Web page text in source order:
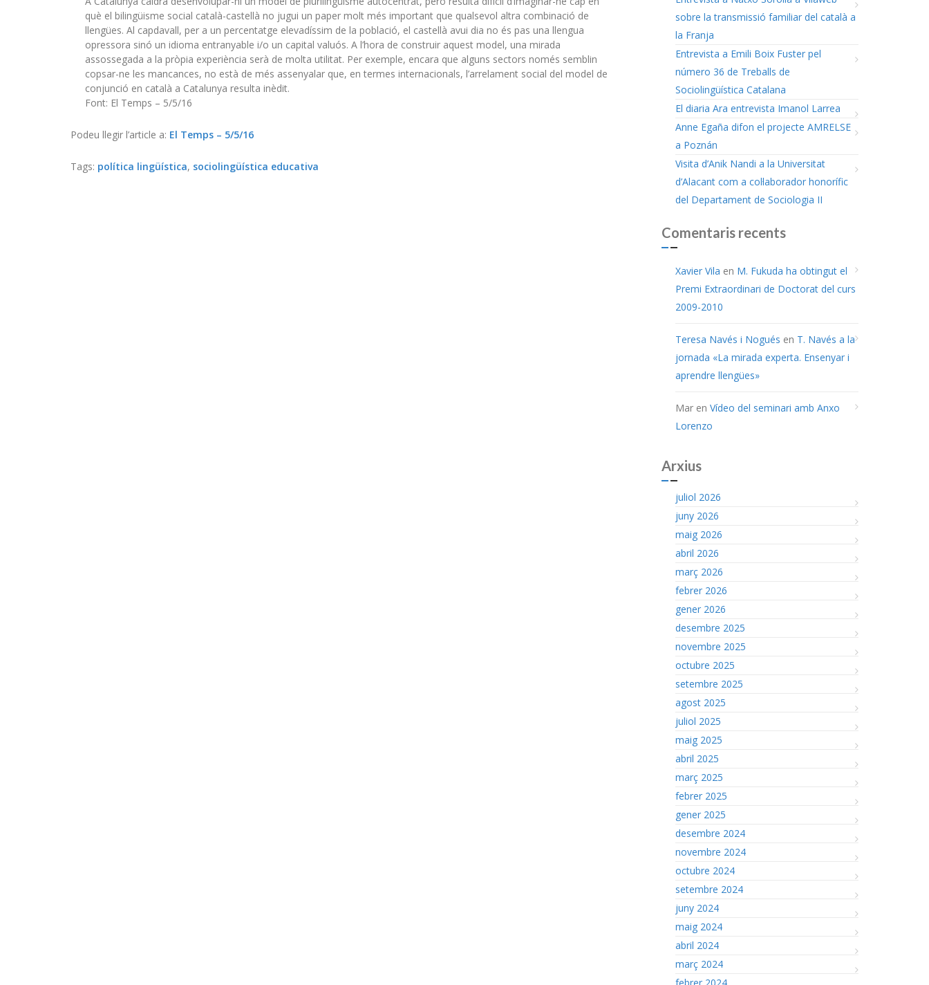
què el bilingüisme social català-castellà no jugui un paper molt més important que qualsevol altra combinació de
llengües. Al capdavall, per a un percentatge elevadíssim de la població, el castellà avui dia no és pas una llengua
opressora sinó un idioma entranyable i/o un capital valuós. A l’hora de construir aquest model, una mirada
assossegada a la pròpia experiència serà de molta utilitat. Per exemple, encara que alguns sectors només semblin
copsar-ne les mancances, no està de més assenyalar que, en termes internacionals, l’arrelament social del model de
conjunció en català a Catalunya resulta inèdit.
Font: El Temps – 5/5/16
Podeu llegir l’article a: El Temps – 5/5/16
Tags: política lingüística, sociolingüística educativa
sobre la transmissió familiar del català a
la Franja
Entrevista a Emili Boix Fuster pel
número 36 de Treballs de
Sociolingüística Catalana
El diaria Ara entrevista Imanol Larrea
Anne Egaña difon el projecte AMRELSE
a Poznán
Visita d’Anik Nandi a la Universitat
d’Alacant com a col·laborador honorífic
del Departament de Sociologia II
Comentaris recents
Xavier Vila en M. Fukuda ha obtingut el
Premi Extraordinari de Doctorat del curs
2009-2010
Teresa Navés i Nogués en T. Navés a la
jornada «La mirada experta. Ensenyar i
aprendre llengües»
Mar en Vídeo del seminari amb Anxo
Lorenzo
Arxius
juliol 2026
juny 2026
maig 2026
abril 2026
març 2026
febrer 2026
gener 2026
desembre 2025
novembre 2025
octubre 2025
setembre 2025
agost 2025
juliol 2025
maig 2025
abril 2025
març 2025
febrer 2025
gener 2025
desembre 2024
novembre 2024
octubre 2024
setembre 2024
juny 2024
maig 2024
abril 2024
març 2024